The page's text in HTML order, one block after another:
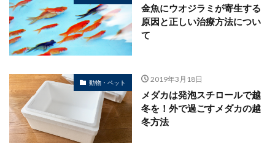
金魚にウオジラミが寄生する
原因と正しい治療方法につい
て
動物・ペット 2019年3月18日
メダカは発泡スチロールで越
冬を！外で過ごすメダカの越
冬方法